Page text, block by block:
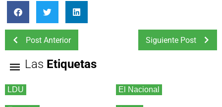
Post Anterior Siguiente Post
Las Etiquetas
LDU El Nacional